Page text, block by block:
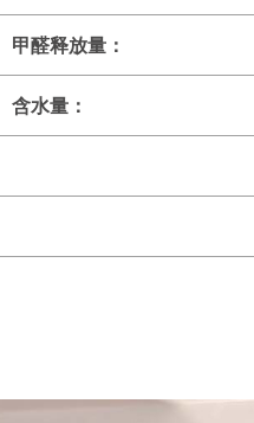
甲醛释放量：
含水量：